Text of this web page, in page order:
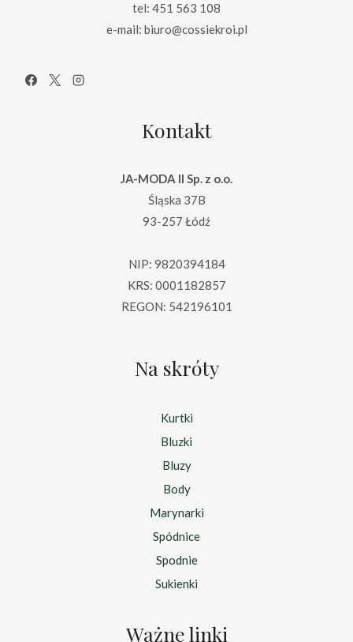
tel: 451 563 108
e-mail: biuro@cossiekroi.pl
Kontakt
JA-MODA II Sp. z o.o.
Śląska 37B
93-257 Łódź
NIP: 9820394184
KRS: 0001182857
REGON: 542196101
Na skróty
Kurtki
Bluzki
Bluzy
Body
Marynarki
Spódnice
Spodnie
Sukienki
Ważne linki